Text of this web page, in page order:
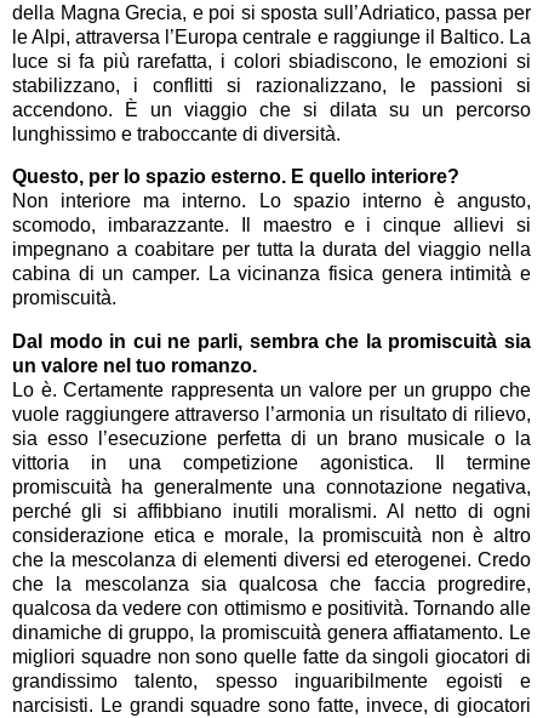
della Magna Grecia, e poi si sposta sull’Adriatico, passa per
le Alpi, attraversa l’Europa centrale e raggiunge il Baltico. La
luce si fa più rarefatta, i colori sbiadiscono, le emozioni si
stabilizzano, i conflitti si razionalizzano, le passioni si
accendono. È un viaggio che si dilata su un percorso
lunghissimo e traboccante di diversità.
Questo, per lo spazio esterno. E quello interiore?
Non interiore ma interno. Lo spazio interno è angusto,
scomodo, imbarazzante. Il maestro e i cinque allievi si
impegnano a coabitare per tutta la durata del viaggio nella
cabina di un camper. La vicinanza fisica genera intimità e
promiscuità.
Dal modo in cui ne parli, sembra che la promiscuità sia
un valore nel tuo romanzo.
Lo è. Certamente rappresenta un valore per un gruppo che
vuole raggiungere attraverso l’armonia un risultato di rilievo,
sia esso l’esecuzione perfetta di un brano musicale o la
vittoria in una competizione agonistica. Il termine
promiscuità ha generalmente una connotazione negativa,
perché gli si affibbiano inutili moralismi. Al netto di ogni
considerazione etica e morale, la promiscuità non è altro
che la mescolanza di elementi diversi ed eterogenei. Credo
che la mescolanza sia qualcosa che faccia progredire,
qualcosa da vedere con ottimismo e positività. Tornando alle
dinamiche di gruppo, la promiscuità genera affiatamento. Le
migliori squadre non sono quelle fatte da singoli giocatori di
grandissimo talento, spesso inguaribilmente egoisti e
narcisisti. Le grandi squadre sono fatte, invece, di giocatori